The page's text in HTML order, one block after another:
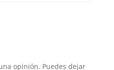
opinión. Puedes dejar